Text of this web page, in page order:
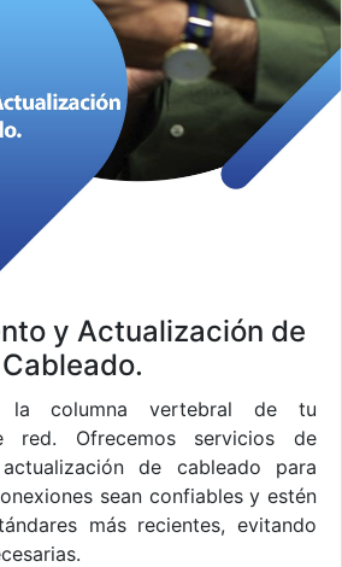
y Actualización de
Cableado.
la columna vertebral de tu
red. Ofrecemos servicios de
de cableado para
sean confiables y estén
más recientes, evitando